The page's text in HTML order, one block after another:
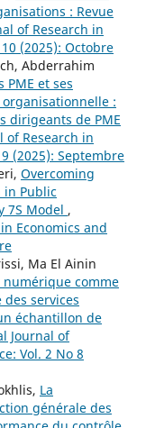
: Revue
of Research in
(2025): Octobre
Abderrahim
PME et ses
:
dirigeants de PME
of Research in
(2025): Septembre
Overcoming
Public
7S Model ,
Economics and
Ma El Ainin
comme
services
échantillon de
Journal of
Vol. 2 No 8
La
générale des